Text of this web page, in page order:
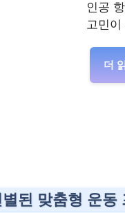
인공
고민
더
된 맞춤형 운동